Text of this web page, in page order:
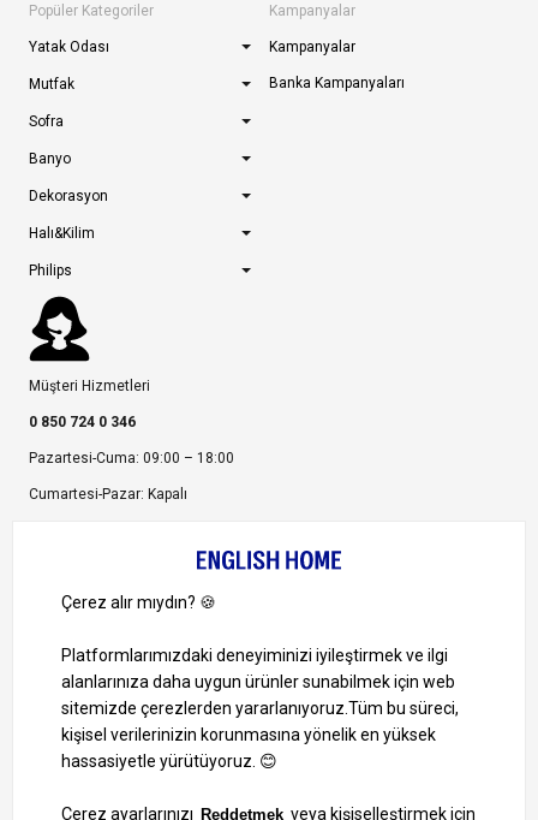
Popüler Kategoriler
Yatak Odası
Mutfak
Sofra
Banyo
Dekorasyon
Halı&Kilim
Philips
Kampanyalar
Kampanyalar
Banka Kampanyaları
Müşteri Hizmetleri
0 850 724 0 346
Pazartesi-Cuma: 09:00 – 18:00
Cumartesi-Pazar: Kapalı
Ayrıcalıklardan yararlanmak için uygulamamızı indirin.
1000 TL ve Üzeri Alışverişlerinizde Kargo Bedava!